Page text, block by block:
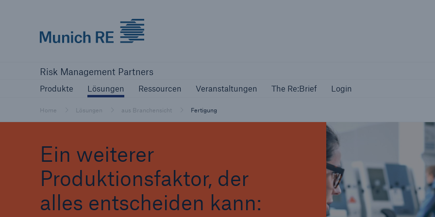
Risk Management Partners
Produkte Lösungen Ressourcen Veranstaltungen The Re:Brief Login
Home Lösungen aus Branchensicht Fertigung
Ein weiterer
Produktionsfaktor, der
alles entscheiden kann: